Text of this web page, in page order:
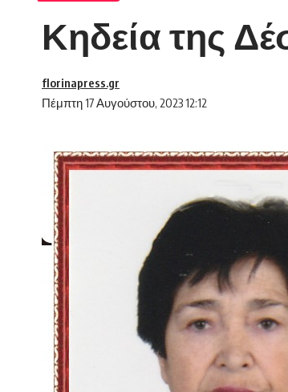
Κηδεία της
Πέμπτη 17 Αυγούστου, 2023 12:12
florinapress.gr